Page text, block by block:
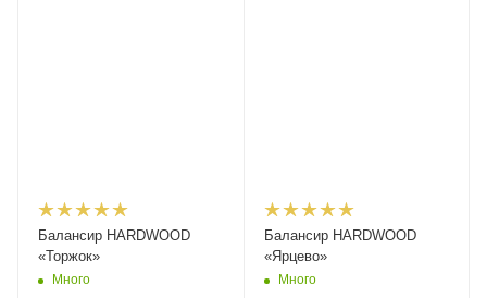
Балансир HARDWOOD
«Торжок»
Много
Балансир HARDWOOD
«Ярцево»
Много